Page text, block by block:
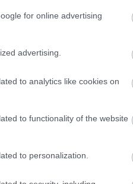
for online advertising
advertising.
to analytics like cookies on
to functionality of the website
to personalization.
Azonban ha állandó
páciensek gyakran
után. Sőt, a
és az
a súlyvesztésnek
drasztikus
de